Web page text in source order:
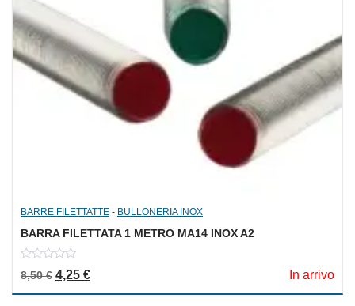
BARRE FILETTATTE - BULLONERIA INOX
BARRA FILETTATA 1 METRO MA14 INOX A2
out
8,50€ Il prezzo originale era: 8,50 €.
4,25 €Il prezzo attuale è: 4,25 €. In arrivo